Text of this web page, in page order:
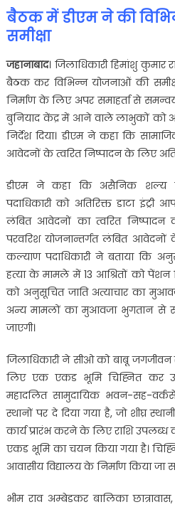
बैठक में डीएम ने की
समीक्षा
जहानाबाद। जिलाधिकारी हिमांशु
बैठक कर विभिन्न योजनाओं की
निर्माण के लिए अपर समाहर्ता से
बुनियाद केंद्र में आने वाले लाभुकों को
निर्देश दिया। डीएम ने कहा कि
आवेदनों के त्वरित निष्पादन के लिए
डीएम ने कहा कि असैनिक शल्य
पदाधिकारी को अतिरिक्त डाटा इंट्री
लंबित आवेदनों का त्वरित निष्पादन
परवरिश योजनान्तर्गत लंबित आवेदनों
कल्याण पदाधिकारी ने बताया कि
हत्या के मामले में 13 आश्रितों को पेंशन
को अनुसूचित जाति अत्याचार का
अन्य मामलों का मुआवजा भुगतान से
जाएगी।
जिलाधिकारी ने सीओ को बाबू
लिए एक एकड भूमि चिह्नित कर
महादलित सामुदायिक भवन-सह-
स्थानों पर दे दिया गया है, जो शीघ्र
कार्य प्रारंभ करने के लिए राशि उपलब्ध
एकड भूमि का चयन किया गया है।
आवासीय विद्यालय के निर्माण किया जा
भीम राव अम्बेडकर बालिका छात्रावास,